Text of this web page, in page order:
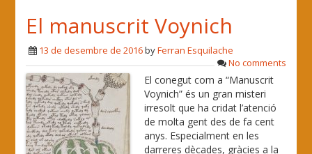
El manuscrit Voynich
13 de desembre de 2016byFerran Esquilache
No comments
El conegut com a “Manuscrit
Voynich” és un gran misteri
irresolt que ha cridat l’atenció
de molta gent des de fa cent
anys. Especialment en les
darreres dècades, gràcies a la